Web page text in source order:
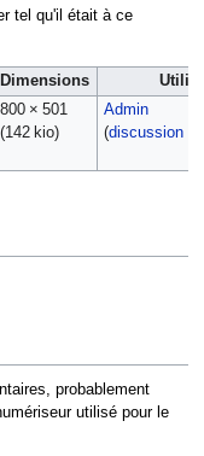
tel qu'il était à ce
Dimensions
800 × 501
(142 kio)
Admin
(discussion|
probablement
utilisé pour le